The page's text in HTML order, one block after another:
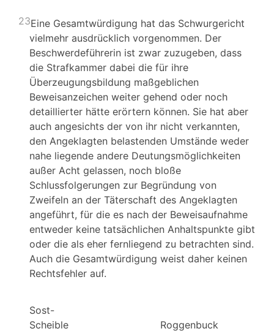
23Eine Gesamtwürdigung hat das Schwurgericht
vielmehr ausdrücklich vorgenommen. Der
Beschwerdeführerin ist zwar zuzugeben, dass
die Strafkammer dabei die für ihre
Überzeugungsbildung maßgeblichen
Beweisanzeichen weiter gehend oder noch
detaillierter hätte erörtern können. Sie hat aber
auch angesichts der von ihr nicht verkannten,
den Angeklagten belastenden Umstände weder
nahe liegende andere Deutungsmöglichkeiten
außer Acht gelassen, noch bloße
Schlussfolgerungen zur Begründung von
Zweifeln an der Täterschaft des Angeklagten
angeführt, für die es nach der Beweisaufnahme
entweder keine tatsächlichen Anhaltspunkte gibt
oder die als eher fernliegend zu betrachten sind.
Auch die Gesamtwürdigung weist daher keinen
Rechtsfehler auf.
Sost-
Scheible Roggenbuck